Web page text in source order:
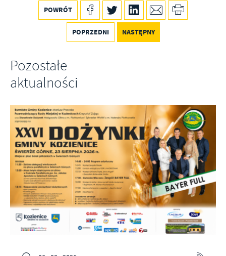
POWRÓT
POPRZEDNI NASTĘPNY
Pozostałe
aktualności